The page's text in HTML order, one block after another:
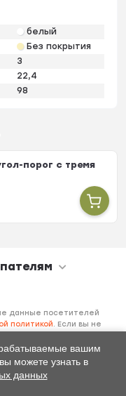
белый
Без покрытия
3
22,4
98
порог с тремя
данные посетителей
политикой. Если вы не
вашим
можете узнать в
данных